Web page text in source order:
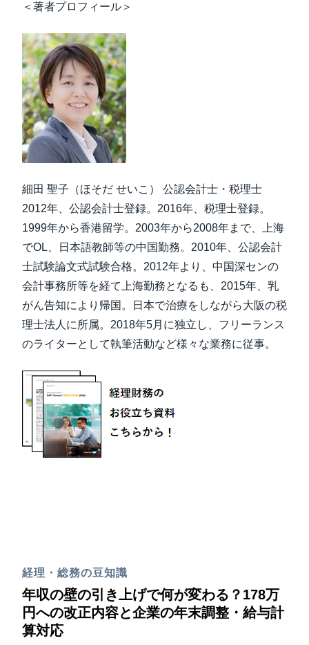
＜著者プロフィール＞
細田 聖子（ほそだ せいこ） 公認会計士・税理士
2012年、公認会計士登録。2016年、税理士登録。
1999年から香港留学。2003年から2008年まで、上海
でOL、日本語教師等の中国勤務。2010年、公認会計
士試験論文式試験合格。2012年より、中国深センの
会計事務所等を経て上海勤務となるも、2015年、乳
がん告知により帰国。日本で治療をしながら大阪の税
理士法人に所属。2018年5月に独立し、フリーランス
のライターとして執筆活動など様々な業務に従事。
経理・総務の豆知識
年収の壁の引き上げで何が変わる？178万
円への改正内容と企業の年末調整・給与計
算対応